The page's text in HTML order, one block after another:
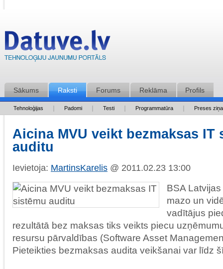
Sākums Raksti Forums Reklāma Profils
Tehnoloģijas Padomi Testi Programmatūra Preses
Aicina MVU veikt bezmaksas IT
auditu
Ievietoja: MartinsKarelis @ 2011.02.23 13:00
BSA
mazo un
vadītājus
rezultātā bez maksas tiks veikts piecu
resursu pārvaldības (Software Asset
Pieteikties bezmaksas audita veikšanai var līdz